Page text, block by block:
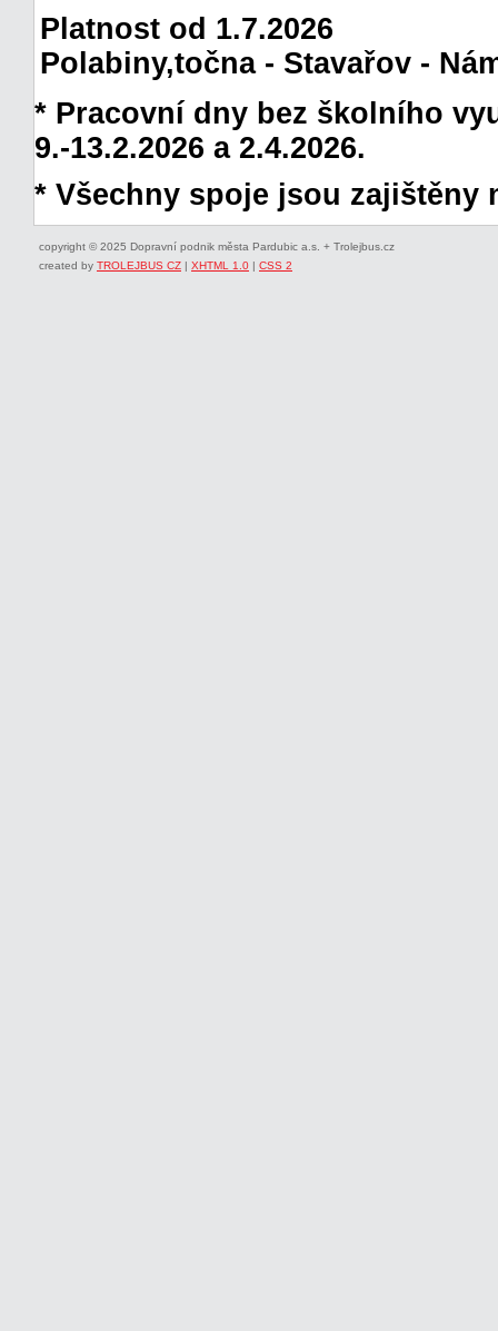
Platnost od 1.7.2026
Polabiny,točna - Stavařov -
* Pracovní dny bez školního
9.-13.2.2026 a 2.4.2026.
* Všechny spoje jsou zajištěny
copyright © 2025 Dopravní podnik města Pardubic a.s. + Trolejbus.cz
created by TROLEJBUS CZ | XHTML 1.0 | CSS 2